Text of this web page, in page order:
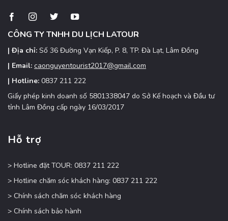
CÔNG TY TNHH DU LỊCH LATOUR
| Địa chỉ: Số 36 Đường Vạn Kiếp, P. 8, TP. Đà Lạt, Lâm Đồng
| Email: caonguyentourist2017@gmail.com
| Hotline: 0837 211 222
Giấy phép kinh doanh số 5801338047 do Sở Kế hoạch và Đầu tư
tỉnh Lâm Đồng cấp ngày 16/03/2017
Hỗ trợ
> Hotline đặt TOUR: 0837 211 222
> Hotline chăm sóc khách hàng: 0837 211 222
> Chính sách chăm sóc khách hàng
> Chính sách bảo hành